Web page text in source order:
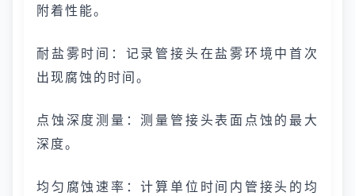
附着性能。
耐盐雾时间：记录管接头在盐雾环境中首次
出现腐蚀的时间。
点蚀深度测量：测量管接头表面点蚀的最大
深度。
均匀腐蚀速率：计算单位时间内管接头的均